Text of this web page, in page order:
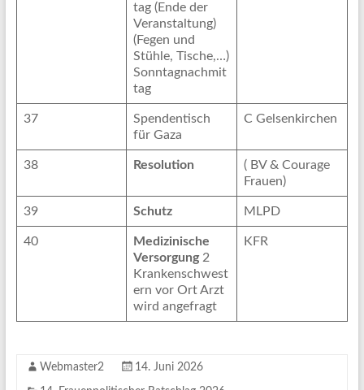
tag (Ende der
Veranstaltung)
(Fegen und
Stühle, Tische,…)
Sonntagnachmit
tag
37
Spendentisch
für Gaza
C Gelsenkirchen
38 Resolution
( BV & Courage
Frauen)
39 Schutz MLPD
40
Medizinische
Versorgung2
Krankenschwest
ern vor Ort Arzt
wird angefragt
KFR
Webmaster2 14. Juni 2026